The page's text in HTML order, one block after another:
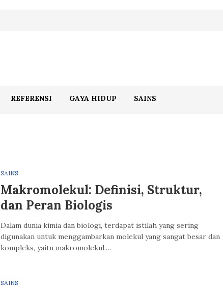
REFERENSI GAYA HIDUP SAINS
SAINS
Makromolekul: Definisi, Struktur,
dan Peran Biologis
Dalam dunia kimia dan biologi, terdapat istilah yang sering
digunakan untuk menggambarkan molekul yang sangat besar dan
kompleks, yaitu makromolekul.…
SAINS